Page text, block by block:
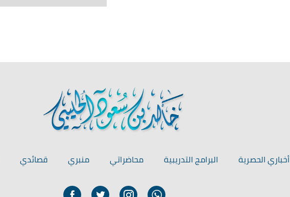
أخباري الحصرية البرامج التدريبية محاضراتي منبري قصائدي